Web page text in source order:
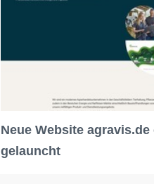
Neue Website
gelauncht